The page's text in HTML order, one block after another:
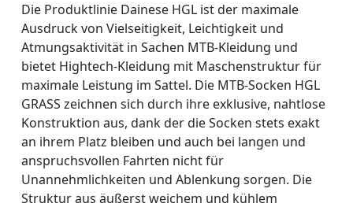
Die Produktlinie Dainese HGL ist der maximale
Ausdruck von Vielseitigkeit, Leichtigkeit und
Atmungsaktivität in Sachen MTB-Kleidung und
bietet Hightech-Kleidung mit Maschenstruktur für
maximale Leistung im Sattel. Die MTB-Socken HGL
GRASS zeichnen sich durch ihre exklusive, nahtlose
Konstruktion aus, dank der die Socken stets exakt
an ihrem Platz bleiben und auch bei langen und
anspruchsvollen Fahrten nicht für
Unannehmlichkeiten und Ablenkung sorgen. Die
Struktur aus äußerst weichem und kühlem